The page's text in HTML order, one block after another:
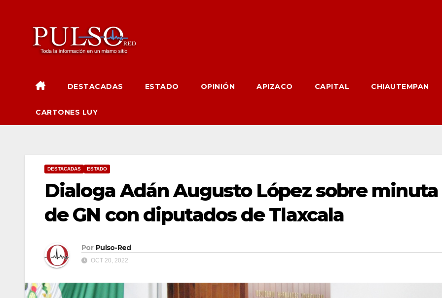
DESTACADAS ESTADO OPINIÓN APIZACO CAPITAL CHIAUTEMPAN
CARTONES LUY
DESTACADAS ESTADO
Dialoga Adán Augusto López sobre minuta
de GN con diputados de Tlaxcala
Por Pulso-Red
OCT 20, 2022